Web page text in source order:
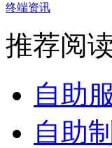
终端资讯
推荐阅
自助
自助